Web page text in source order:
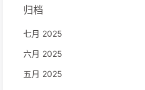
归档
七月 2025
六月 2025
五月 2025